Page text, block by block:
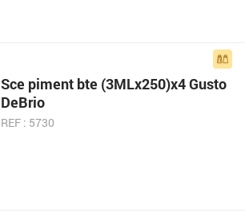
Sce piment bte (3MLx250)x4 Gusto
DeBrio
REF : 5730